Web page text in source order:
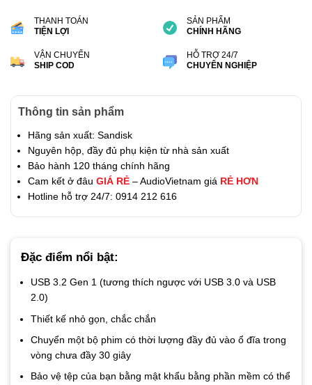
THANH TOÁN
TIỆN LỢI
SẢN PHẨM
CHÍNH HÃNG
VẬN CHUYỂN
SHIP COD
HỖ TRỢ 24/7
CHUYÊN NGHIỆP
Thông tin sản phẩm
Hãng sản xuất: Sandisk
Nguyên hộp, đầy đủ phụ kiện từ nhà sản xuất
Bảo hành 120 tháng chính hãng
Cam kết ở đâu GIÁ RẺ – AudioVietnam giá RẺ HƠN
Hotline hỗ trợ 24/7: 0914 212 616
Đặc điểm nổi bật:
USB 3.2 Gen 1 (tương thích ngược với USB 3.0 và USB
2.0)
Thiết kế nhỏ gọn, chắc chắn
Chuyển một bộ phim có thời lượng đầy đủ vào ổ đĩa trong
vòng chưa đầy 30 giây
Bảo vệ tệp của bạn bằng mật khẩu bằng phần mềm có thể